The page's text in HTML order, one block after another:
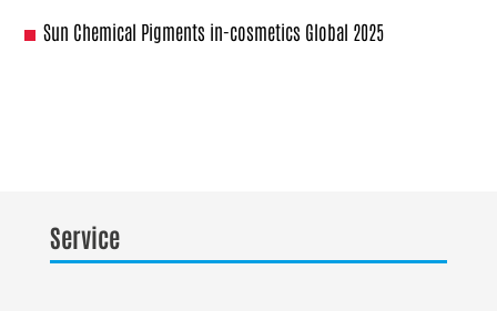
Sun Chemical Pigments in-cosmetics Global 2025
Service